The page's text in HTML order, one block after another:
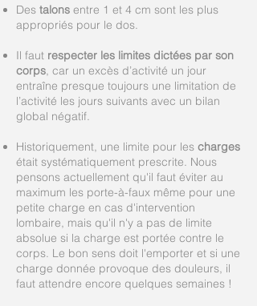
Des talons entre 1 et 4 cm sont les plus
appropriés pour le dos.
Il faut respecter les limites dictées par son
corps, car un excès d’activité un jour
entraîne presque toujours une limitation de
l’activité les jours suivants avec un bilan
global négatif.
Historiquement, une limite pour les charges
était systématiquement prescrite. Nous
pensons actuellement qu'il faut éviter au
maximum les porte-à-faux même pour une
petite charge en cas d'intervention
lombaire, mais qu'il n'y a pas de limite
absolue si la charge est portée contre le
corps. Le bon sens doit l'emporter et si une
charge donnée provoque des douleurs, il
faut attendre encore quelques semaines !